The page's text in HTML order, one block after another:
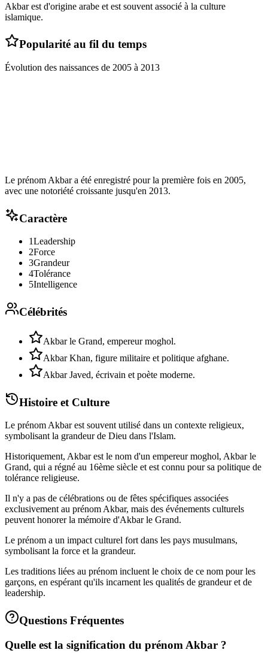
Akbar est d'origine arabe et est souvent associé à la culture
islamique.
Popularité au fil du temps
Évolution des naissances de 2005 à 2013
Le prénom Akbar a été enregistré pour la première fois en 2005,
avec une notoriété croissante jusqu'en 2013.
Caractère
1Leadership
2Force
3Grandeur
4Tolérance
5Intelligence
Célébrités
Akbar le Grand, empereur moghol.
Akbar Khan, figure militaire et politique afghane.
Akbar Javed, écrivain et poète moderne.
Histoire et Culture
Le prénom Akbar est souvent utilisé dans un contexte religieux,
symbolisant la grandeur de Dieu dans l'Islam.
Historiquement, Akbar est le nom d'un empereur moghol, Akbar le
Grand, qui a régné au 16ème siècle et est connu pour sa politique de
tolérance religieuse.
Il n'y a pas de célébrations ou de fêtes spécifiques associées
exclusivement au prénom Akbar, mais des événements culturels
peuvent honorer la mémoire d'Akbar le Grand.
Le prénom a un impact culturel fort dans les pays musulmans,
symbolisant la force et la grandeur.
Les traditions liées au prénom incluent le choix de ce nom pour les
garçons, en espérant qu'ils incarnent les qualités de grandeur et de
leadership.
Questions Fréquentes
Quelle est la signification du prénom Akbar ?